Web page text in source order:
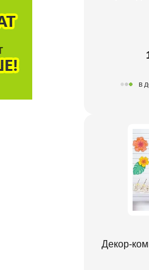
в
Декор-